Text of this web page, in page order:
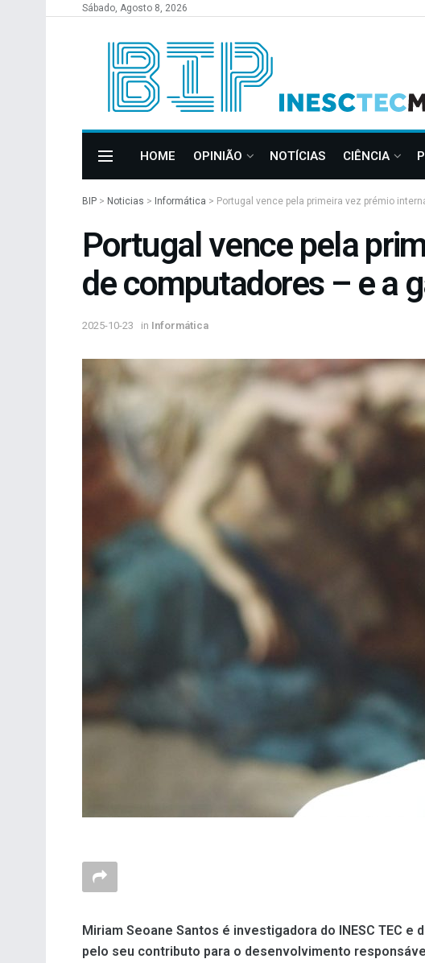
Sábado, Agosto 8, 2026
HOME OPINIÃO NOTÍCIAS CIÊNCIA
BIP > Noticias > Informática > Portugal vence pela primeira vez prémio
Portugal vence pela
de computadores – e a
2025-10-23 in Informática
Miriam Seoane Santos é investigadora do INESC TEC
pelo seu contributo para o desenvolvimento